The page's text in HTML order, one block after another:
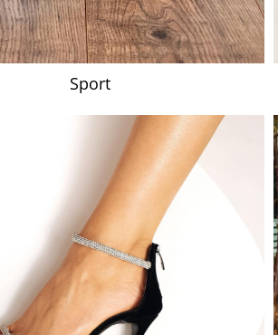
Sport